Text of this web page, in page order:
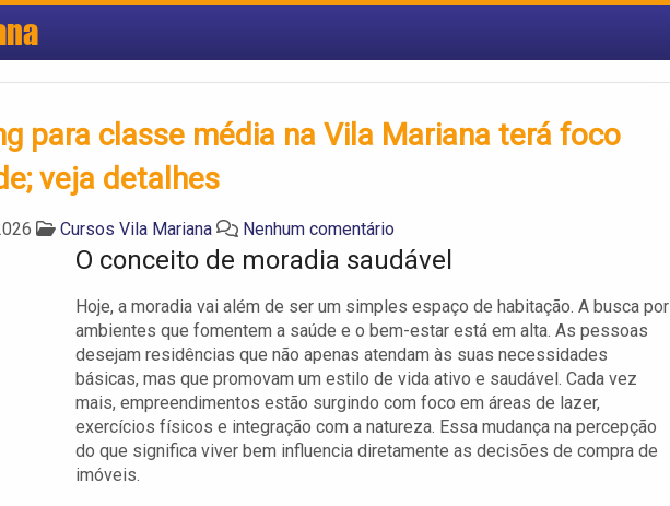
para classe média na Vila Mariana terá foco
veja detalhes
Cursos Vila Mariana Nenhum comentário
O conceito de moradia saudável
Hoje, a moradia vai além de ser um simples espaço de habitação. A busca por
ambientes que fomentem a saúde e o bem-estar está em alta. As pessoas
desejam residências que não apenas atendam às suas necessidades
básicas, mas que promovam um estilo de vida ativo e saudável. Cada vez
mais, empreendimentos estão surgindo com foco em áreas de lazer,
exercícios físicos e integração com a natureza. Essa mudança na percepção
do que significa viver bem influencia diretamente as decisões de compra de
imóveis.